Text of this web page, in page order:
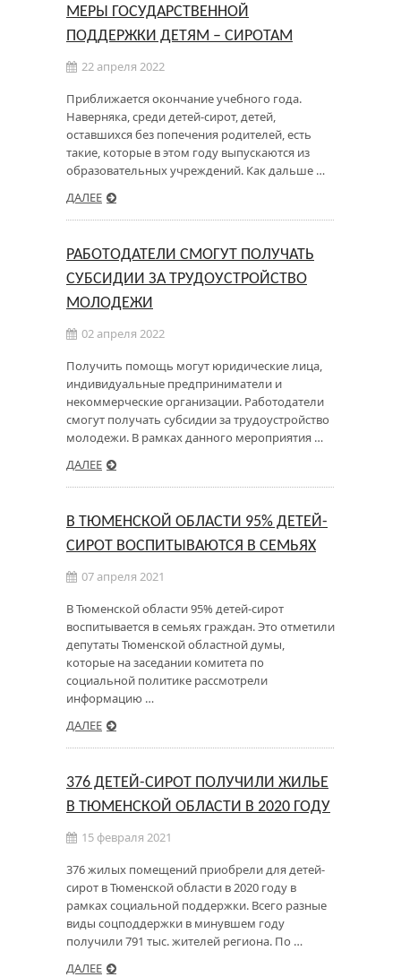
МЕРЫ ГОСУДАРСТВЕННОЙ
ПОДДЕРЖКИ ДЕТЯМ – СИРОТАМ
22 апреля 2022
Приближается окончание учебного года.
Наверняка, среди детей-сирот, детей,
оставшихся без попечения родителей, есть
такие, которые в этом году выпускаются из
образовательных учреждений. Как дальше …
ДАЛЕЕ
РАБОТОДАТЕЛИ СМОГУТ ПОЛУЧАТЬ
СУБСИДИИ ЗА ТРУДОУСТРОЙСТВО
МОЛОДЕЖИ
02 апреля 2022
Получить помощь могут юридические лица,
индивидуальные предприниматели и
некоммерческие организации. Работодатели
смогут получать субсидии за трудоустройство
молодежи. В рамках данного мероприятия …
ДАЛЕЕ
В ТЮМЕНСКОЙ ОБЛАСТИ 95% ДЕТЕЙ-
СИРОТ ВОСПИТЫВАЮТСЯ В СЕМЬЯХ
07 апреля 2021
В Тюменской области 95% детей-сирот
воспитывается в семьях граждан. Это отметили
депутаты Тюменской областной думы,
которые на заседании комитета по
социальной политике рассмотрели
информацию …
ДАЛЕЕ
376 ДЕТЕЙ-СИРОТ ПОЛУЧИЛИ ЖИЛЬЕ
В ТЮМЕНСКОЙ ОБЛАСТИ В 2020 ГОДУ
15 февраля 2021
376 жилых помещений приобрели для детей-
сирот в Тюменской области в 2020 году в
рамках социальной поддержки. Всего разные
виды соцподдержки в минувшем году
получили 791 тыс. жителей региона. По …
ДАЛЕЕ